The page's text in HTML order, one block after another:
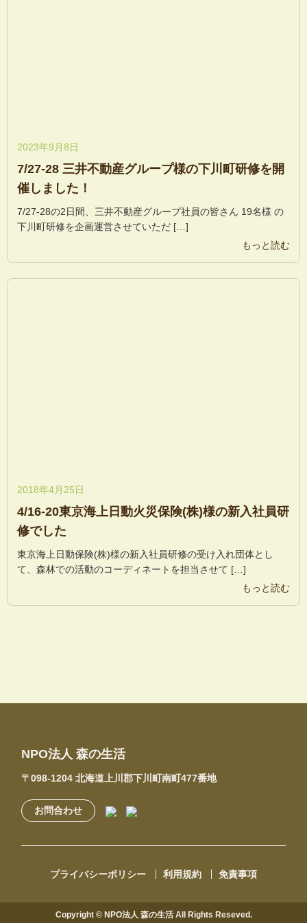
2023年9月8日
7/27-28 三井不動産グループ様の下川町研修を開
催しました！
7/27-28の2日間、三井不動産グループ社員の皆さん 19名様 の
下川町研修を企画運営させていただ […]
もっと読む
2018年4月25日
4/16-20東京海上日動火災保険(株)様の新入社員研
修でした
東京海上日動保険(株)様の新入社員研修の受け入れ団体とし
て、森林での活動のコーディネートを担当させて […]
もっと読む
NPO法人 森の生活
〒098-1204 北海道上川郡下川町南町477番地
お問合わせ
プライバシーポリシー 利用規約 免責事項
Copyright © NPO法人 森の生活 All Rights Reseved.